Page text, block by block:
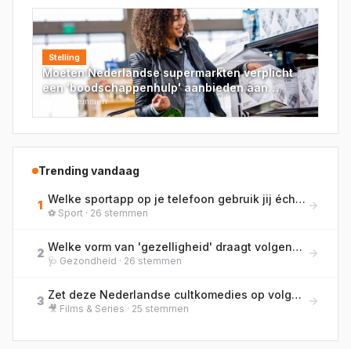
Stelling
Moeten Nederlandse supermarkten verplicht
een 'boodschappenhulp' aanbieden aan
mensen met een beperking?
stemmen
Trending vandaag
1 Welke sportapp op je telefoon gebruik jij écht het meest?
⚽ Sport · 26 stemmen
2 Welke vorm van 'gezelligheid' draagt volgens jou het meest bij aan je welzijn?
🩺 Gezondheid · 26 stemmen
3 Zet deze Nederlandse cultkomedies op volgorde van bioscooprelease, van oud naar nieuw!
🎥 Films & Series · 25 stemmen